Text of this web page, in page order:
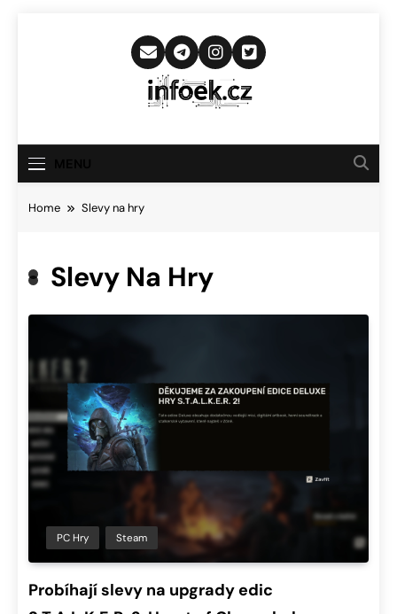
Infoek.cz
Novinkám
Home Slevy na hry
Slevy Na Hry
PC Hry Steam
Probíhají slevy na upgrady edic